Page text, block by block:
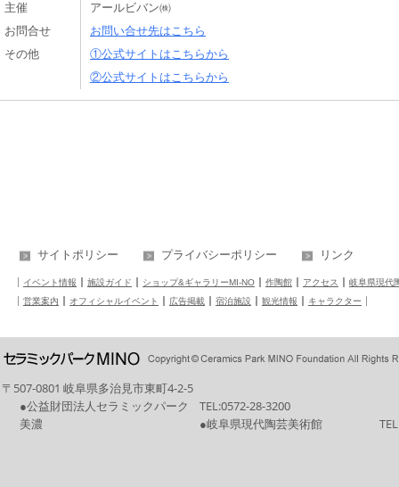
主催
アールビバン㈱
お問合せ
お問い合せ先はこちら
その他
①公式サイトはこちらから
②公式サイトはこちらから
サイトポリシー プライバシーポリシー リンク
イベント情報 施設ガイド ショップ&ギャラリーMI-NO 作陶館 アクセス
岐阜県現代
営業案内
オフィシャルイベント 広告掲載 宿泊施設 観光情報 キャラクター
〒507-0801 岐阜県多治見市東町4-2-5
●公益財団法人セラミックパーク
美濃
TEL:0572-28-3200
●岐阜県現代陶芸美術館